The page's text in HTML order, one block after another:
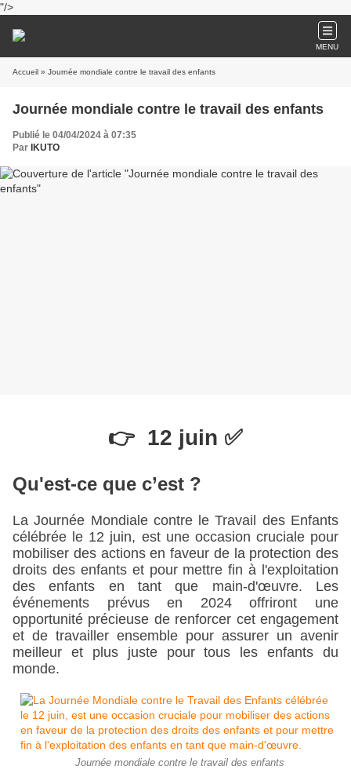
"/>
MENU
Accueil » Journée mondiale contre le travail des enfants
Journée mondiale contre le travail des enfants
Publié le 04/04/2024 à 07:35
Par IKUTO
👉12 juin ✅
Qu'est-ce que c’est ?
La Journée Mondiale contre le Travail des Enfants
célébrée le 12 juin, est une occasion cruciale pour
mobiliser des actions en faveur de la protection des
droits des enfants et pour mettre fin à l'exploitation
des enfants en tant que main-d'œuvre. Les
événements prévus en 2024 offriront une
opportunité précieuse de renforcer cet engagement
et de travailler ensemble pour assurer un avenir
meilleur et plus juste pour tous les enfants du
monde.
Journée mondiale contre le travail des enfants